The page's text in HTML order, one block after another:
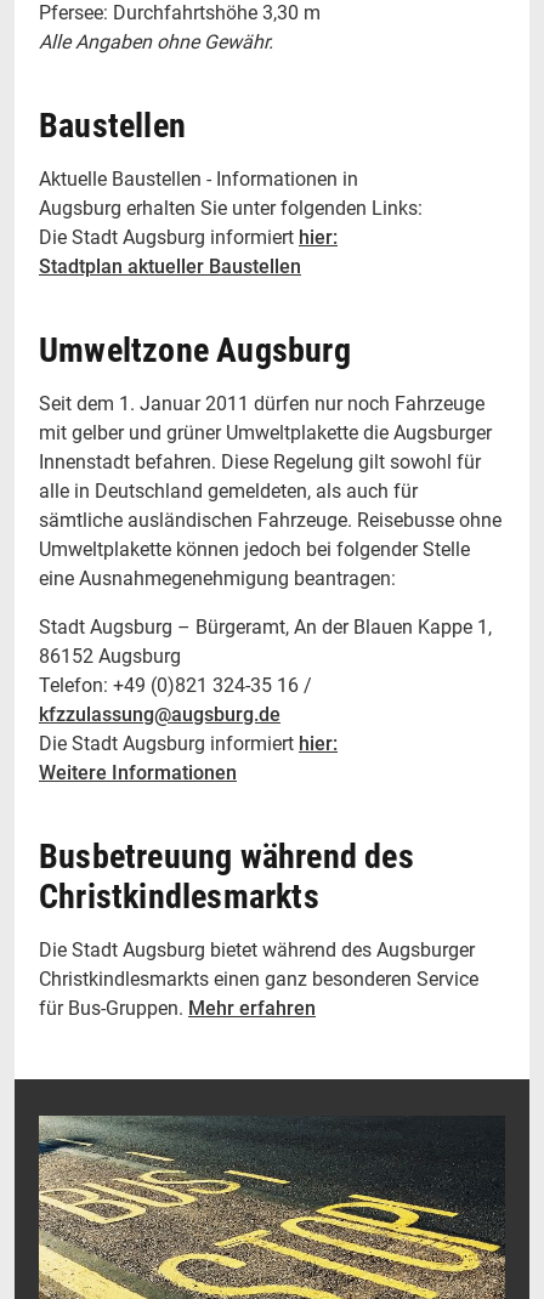
Pfersee: Durchfahrtshöhe 3,30 m
Alle Angaben ohne Gewähr.
Baustellen
Aktuelle Baustellen - Informationen in
Augsburg erhalten Sie unter folgenden Links:
Die Stadt Augsburg informiert hier:
Stadtplan aktueller Baustellen
Umweltzone Augsburg
Seit dem 1. Januar 2011 dürfen nur noch Fahrzeuge
mit gelber und grüner Umweltplakette die Augsburger
Innenstadt befahren. Diese Regelung gilt sowohl für
alle in Deutschland gemeldeten, als auch für
sämtliche ausländischen Fahrzeuge. Reisebusse ohne
Umweltplakette können jedoch bei folgender Stelle
eine Ausnahmegenehmigung beantragen:
Stadt Augsburg – Bürgeramt, An der Blauen Kappe 1,
86152 Augsburg
Telefon: +49 (0)821 324-35 16 /
kfzzulassung@augsburg.de
Die Stadt Augsburg informiert hier:
Weitere Informationen
Busbetreuung während des
Christkindlesmarkts
Die Stadt Augsburg bietet während des Augsburger
Christkindlesmarkts einen ganz besonderen Service
für Bus-Gruppen. Mehr erfahren